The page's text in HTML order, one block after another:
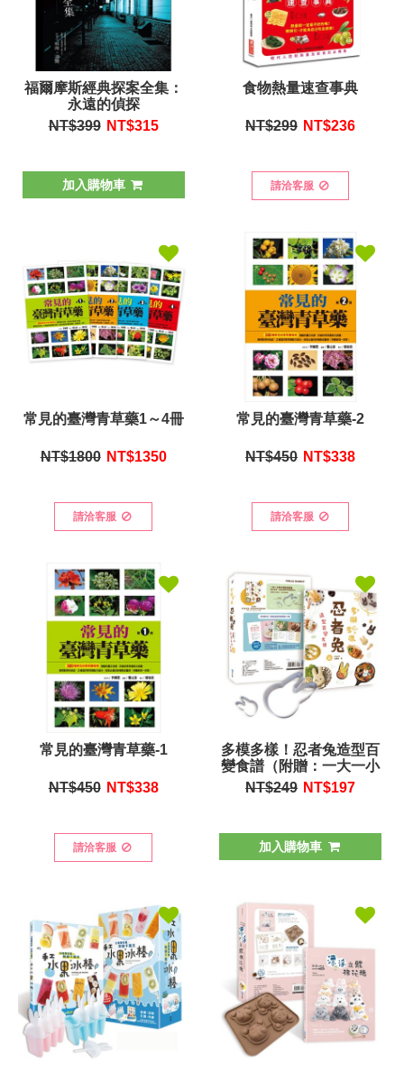
福爾摩斯經典探案全集：
永遠的偵探
NT$399 NT$315
加入購物車
食物熱量速查事典
NT$299 NT$236
請洽客服
常見的臺灣青草藥1～4冊
NT$1800 NT$1350
請洽客服
常見的臺灣青草藥-2
NT$450 NT$338
請洽客服
常見的臺灣青草藥-1
NT$450 NT$338
請洽客服
多模多樣！忍者兔造型百
變食譜（附贈：一大一小
兔子造型雙壓模）
NT$249 NT$197
加入購物車